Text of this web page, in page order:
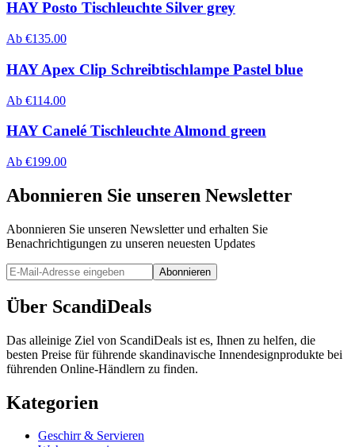
HAY Posto Tischleuchte Silver grey
Ab €135.00
HAY Apex Clip Schreibtischlampe Pastel blue
Ab €114.00
HAY Canelé Tischleuchte Almond green
Ab €199.00
Abonnieren Sie unseren Newsletter
Abonnieren Sie unseren Newsletter und erhalten Sie
Benachrichtigungen zu unseren neuesten Updates
Abonnieren
Über ScandiDeals
Das alleinige Ziel von ScandiDeals ist es, Ihnen zu helfen, die
besten Preise für führende skandinavische Innendesignprodukte bei
führenden Online-Händlern zu finden.
Kategorien
Geschirr & Servieren